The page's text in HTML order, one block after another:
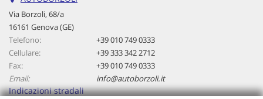
Via Borzoli, 68/a
16161 Genova (GE)
Telefono:
+39 010 749 0333
Cellulare:
+39 333 342 2712
Fax:
+39 010 749 0333
Email:
info@autoborzoli.it
Indicazioni stradali
questi
strumenti
di
tracciamento
si
rimanda
alla
cookie